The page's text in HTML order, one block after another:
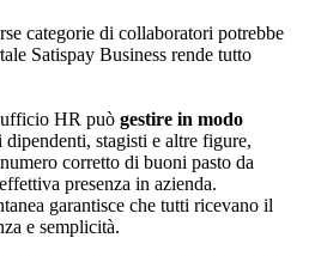
categorie di collaboratori potrebbe
Satispay Business rende tutto
HR può gestire in modo
dipendenti, stagisti e altre figure,
corretto di buoni pasto da
presenza in azienda.
garantisce che tutti ricevano il
e semplicità.